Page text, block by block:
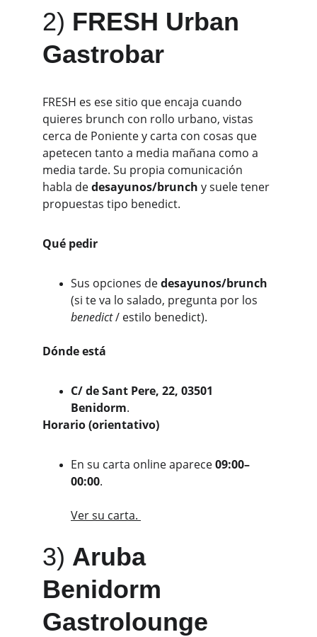
2) FRESH Urban
Gastrobar
FRESH es ese sitio que encaja cuando
quieres brunch con rollo urbano, vistas
cerca de Poniente y carta con cosas que
apetecen tanto a media mañana como a
media tarde. Su propia comunicación
habla de desayunos/brunch y suele tener
propuestas tipo benedict.
Qué pedir
Sus opciones de desayunos/brunch
(si te va lo salado, pregunta por los
benedict / estilo benedict).
Dónde está
C/ de Sant Pere, 22, 03501
Benidorm.
Horario (orientativo)
En su carta online aparece 09:00–
00:00.
Ver su carta.
3) Aruba
Benidorm
Gastrolounge